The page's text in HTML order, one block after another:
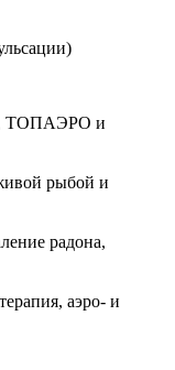
ТОПАЭРО и
рыбой и
радона,
аэро- и